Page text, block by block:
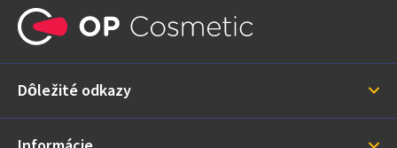
ä
i
Dôležité odkazy